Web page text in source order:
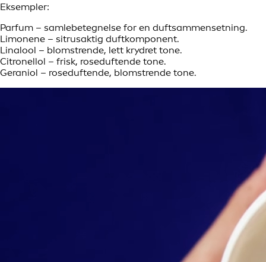
Eksempler:
Parfum – samlebetegnelse for en duftsammensetning.
Limonene – sitrusaktig duftkomponent.
Linalool – blomstrende, lett krydret tone.
Citronellol – frisk, roseduftende tone.
Geraniol – roseduftende, blomstrende tone.